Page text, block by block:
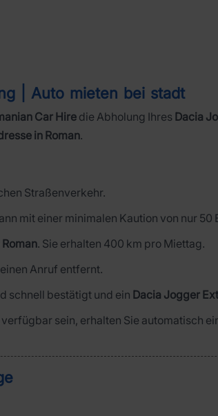
| Auto mieten bei stadt
Car Hiredie Abholung Ihres Dacia
in Roman.
Straßenverkehr.
mit einer minimalen Kaution von nur 50
Roman. Sie erhalten 400 km pro Miettag.
Anruf entfernt.
schnell bestätigt und ein Dacia Jogger
sein, erhalten Sie automatisch